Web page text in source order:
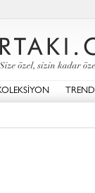
TREND